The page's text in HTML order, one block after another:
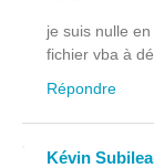
je suis nulle
fichier vba à
Répondre
Kévin